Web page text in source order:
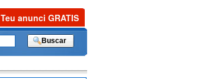
Teu anunci GRATIS